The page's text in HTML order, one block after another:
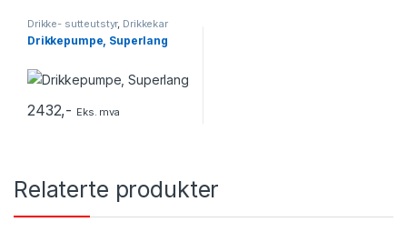
Drikke- sutteutstyr, Drikkekar
Drikkepumpe, Superlang
2432,- Eks. mva
Relaterte produkter